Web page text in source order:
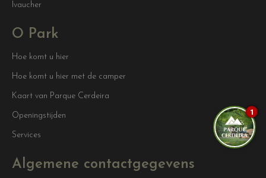
Ivaucher
O Park
Hoe komt u hier
Hoe komt u hier met de camper
Kaart van Parque Cerdeira
Openingstijden
Services
Algemene contactgegevens
1